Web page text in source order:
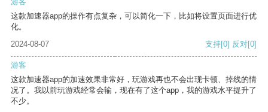
这款加速器app的操作有点复杂，可以简化一下，比如将设置页面进行优
化。
2024-08-07
支持[0] 反对[0]
游客
这款加速器app的加速效果非常好，玩游戏再也不会出现卡顿、掉线的情
况了。我以前玩游戏经常会输，现在有了这个app，我的游戏水平提升了
不少。